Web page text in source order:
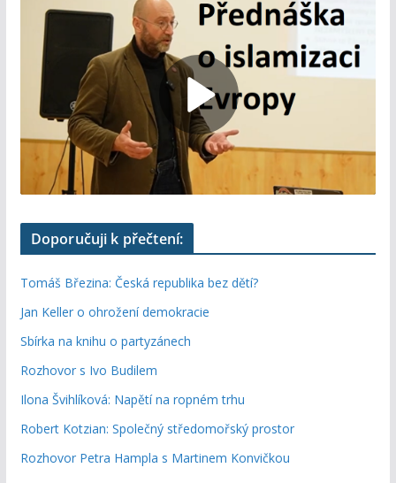
Doporučuji k přečtení:
Tomáš Březina: Česká republika bez dětí?
Jan Keller o ohrožení demokracie
Sbírka na knihu o partyzánech
Rozhovor s Ivo Budilem
Ilona Švihlíková: Napětí na ropném trhu
Robert Kotzian: Společný středomořský prostor
Rozhovor Petra Hampla s Martinem Konvičkou